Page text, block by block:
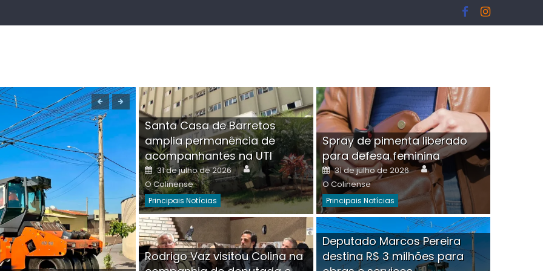
Boutique na Av. Ângelo Martins Tristão é
invadida por criminoso mascarado
Santa Casa de Barretos
amplia permanência de
acompanhantes na UTI
Posted
on
31 de julho de 2026 Author
O Colinense
Principais Notícias
Spray de pimenta liberado
para defesa feminina
Posted
on
31 de julho de 2026 Author
O Colinense
Principais Notícias
Rodrigo Vaz visitou Colina na
Deputado Marcos Pereira
destina R$ 3 milhões para